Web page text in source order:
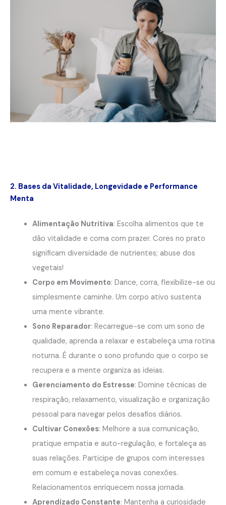
2. Bases da Vitalidade, Longevidade e Performance
Menta
Alimentação Nutritiva: Escolha alimentos que te
dão vitalidade e coma com prazer. Cores no prato
significam diversidade de nutrientes; abuse dos
vegetais!
Corpo em Movimento: Dance, corra, flexibilize-se ou
simplesmente caminhe. Um corpo ativo sustenta
uma mente vibrante.
Sono Reparador: Recarregue-se com um sono de
qualidade, aprenda a relaxar e estabeleça uma rotina
noturna. É durante o sono profundo que o corpo se
recupera e a mente organiza as ideias.
Gerenciamento do Estresse: Domine técnicas de
respiração, relaxamento, visualização e organização
pessoal para navegar pelos desafios diários.
Cultivar Conexões: Melhore a sua comunicação,
pratique empatia e auto-regulação, e fortaleça as
suas relações. Participe de grupos com interesses
em comum e estabeleça novas conexões.
Relacionamentos enriquecem nossa jornada.
Aprendizado Constante: Mantenha a curiosidade